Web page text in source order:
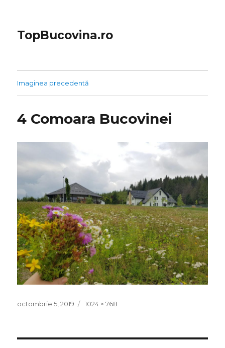
TopBucovina.ro
Imaginea precedentă
4 Comoara Bucovinei
Publicat
octombrie 5, 2019
Mărime
1024 × 768